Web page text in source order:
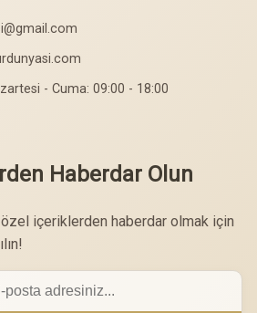
- Cuma: 09:00 - 18:00
Haberdar Olun
içeriklerden haberdar olmak için